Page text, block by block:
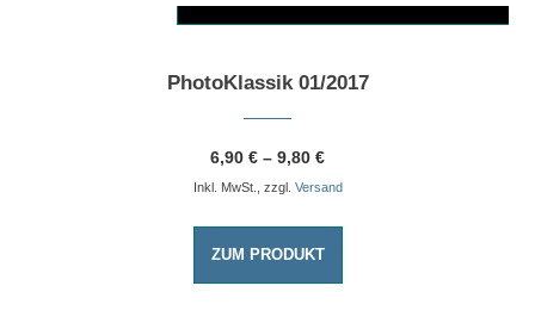
Dieses Produkt weist mehrere Varianten auf. Die Optionen können auf der Produktseite gewählt werden
PhotoKlassik 01/2017
6,90 € – 9,80 €
Inkl. MwSt., zzgl. Versand
ZUM PRODUKT